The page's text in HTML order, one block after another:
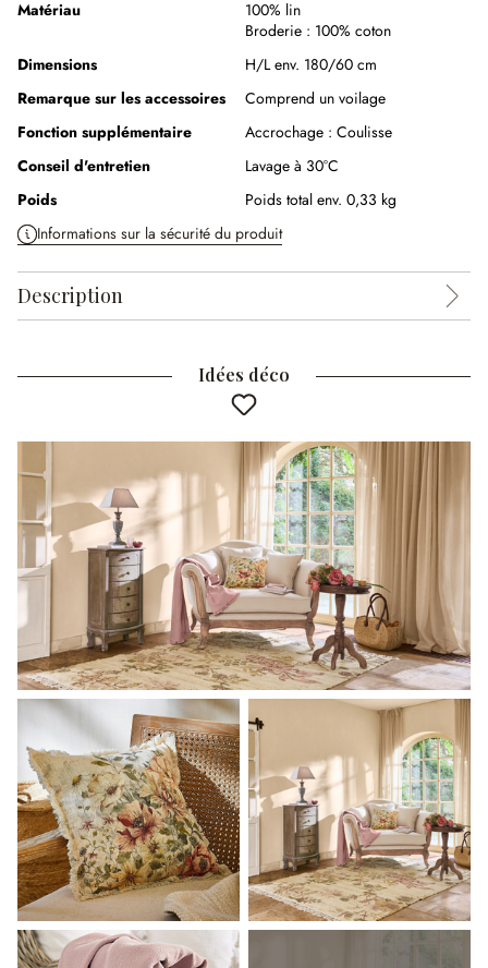
Matériau
100% lin
Broderie : 100% coton
Dimensions
H/L env. 180/60 cm
Remarque sur les accessoires
Comprend un voilage
Fonction supplémentaire
Accrochage : Coulisse
Conseil d'entretien
Lavage à 30°C
Poids
Poids total env. 0,33 kg
Informations sur la sécurité du produit
Description
Idées déco